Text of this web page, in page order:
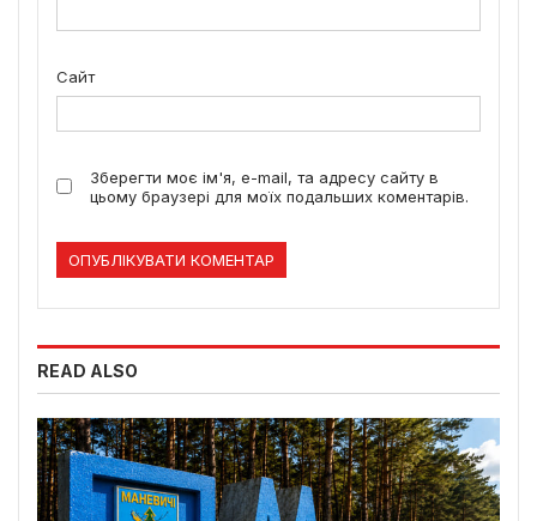
Сайт
Зберегти моє ім'я, e-mail, та адресу сайту в
цьому браузері для моїх подальших коментарів.
READ ALSO